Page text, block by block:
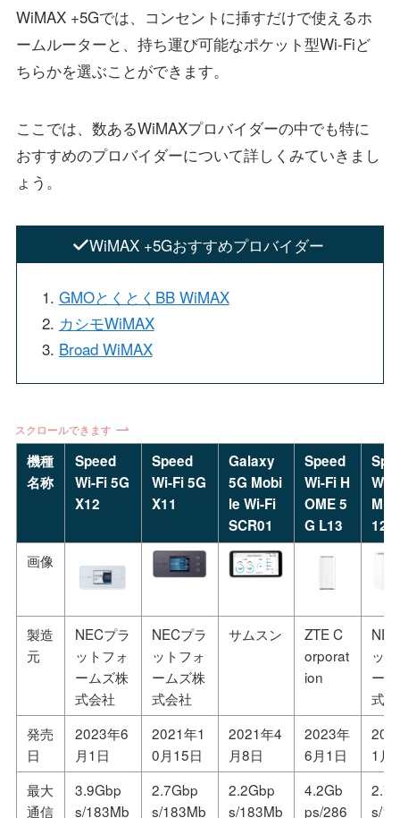
WiMAX +5Gでは、コンセントに挿すだけで使えるホ
ームルーターと、持ち運び可能なポケット型Wi-Fiど
ちらかを選ぶことができます。
ここでは、数あるWiMAXプロバイダーの中でも特に
おすすめのプロバイダーについて詳しくみていきまし
ょう。
WiMAX +5Gおすすめプロバイダー
GMOとくとくBB WiMAX
カシモWiMAX
Broad WiMAX
スクロールできます
機種
名称
Speed
Wi-Fi 5G
X12
Speed
Wi-Fi 5G
X11
Galaxy
5G Mobi
le Wi-Fi
SCR01
Speed
Wi-Fi H
OME 5
G L13
Wi-
ME
12
画像
製造
元
NECプラ
ットフォ
ームズ株
式会社
NECプラ
ットフォ
ームズ株
式会社
サムスン
ZTE C
orporat
ion
ッ
ー
式
発売
日
2023年6
月1日
2021年1
0月15日
2021年4
月8日
2023年
6月1日
1月
最大
通信
3.9Gbp
s/183Mb
2.7Gbp
s/183Mb
2.2Gbp
s/183Mb
4.2Gb
ps/286
s/